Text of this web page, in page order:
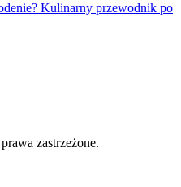
Kulinarny przewodnik po
zastrzeżone.